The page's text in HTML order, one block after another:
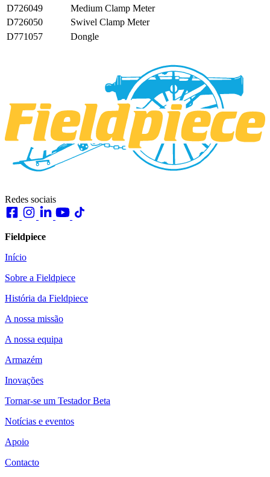
D726049
Medium Clamp Meter
D726050
Swivel Clamp Meter
D771057
Dongle
Redes sociais
Fieldpiece
Início
Sobre a Fieldpiece
História da Fieldpiece
A nossa missão
A nossa equipa
Armazém
Inovações
Tornar-se um Testador Beta
Notícias e eventos
Apoio
Contacto